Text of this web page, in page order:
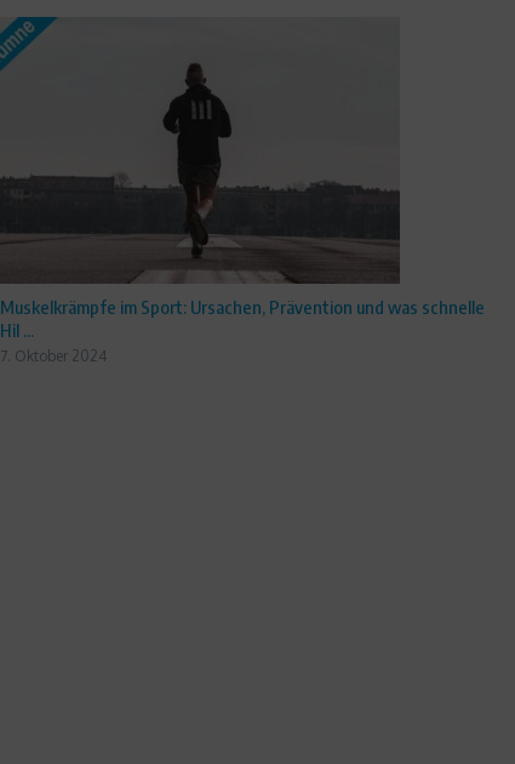
Muskelkrämpfe im Sport: Ursachen, Prävention und was schnelle
Hil ...
7. Oktober 2024